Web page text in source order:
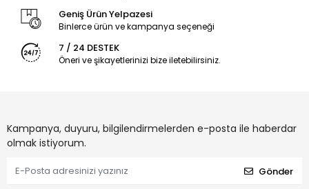
Geniş Ürün Yelpazesi
Binlerce ürün ve kampanya seçeneği
7 / 24 DESTEK
Öneri ve şikayetlerinizi bize iletebilirsiniz.
Kampanya, duyuru, bilgilendirmelerden e-posta ile haberdar
olmak istiyorum.
Gönder